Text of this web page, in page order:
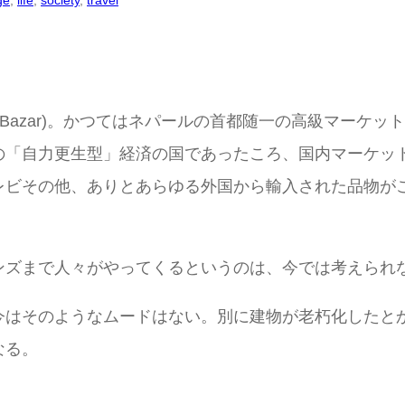
。かつてはネパールの首都随一の高級マーケッ
自力更生型」経済の国であったころ、国内マーケ
その他、ありとあらゆる外国から輸入された品物
まで人々がやってくるというのは、今では考えられ
そのようなムードはない。別に建物が老朽化した
。